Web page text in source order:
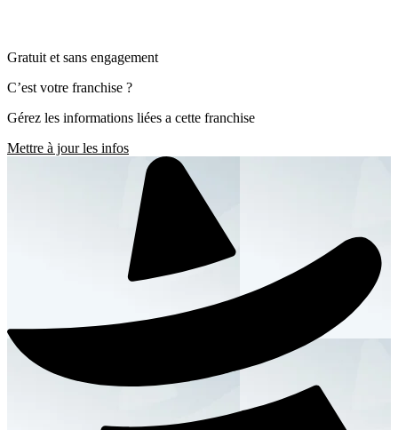
Gratuit et sans engagement
C’est votre franchise ?
Gérez les informations liées a cette franchise
Mettre à jour les infos